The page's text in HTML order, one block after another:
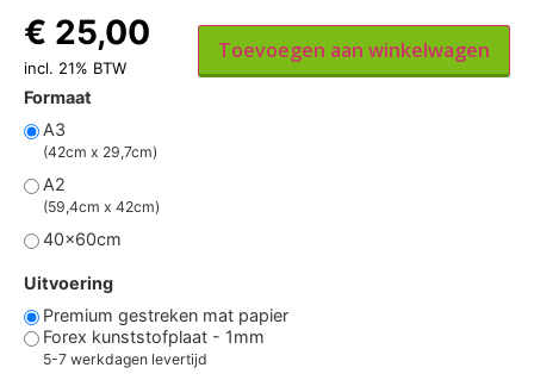
Formaat
A3
(42cm x 29,7cm)
A2
(59,4cm x 42cm)
40x60cm
Uitvoering
Premium gestreken mat papier
Forex kunststofplaat - 1mm
5-7 werkdagen levertijd
€ 25,00
incl. 21% BTW
Toevoegen aan winkelwagen